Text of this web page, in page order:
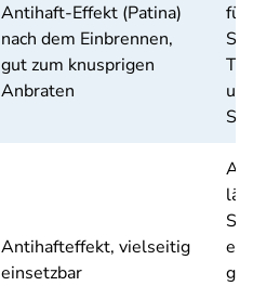
Antihaft-Effekt (Patina)
nach dem Einbrennen,
gut zum knusprigen
Anbraten
für
Antihafteffekt, vielseitig
einsetzbar